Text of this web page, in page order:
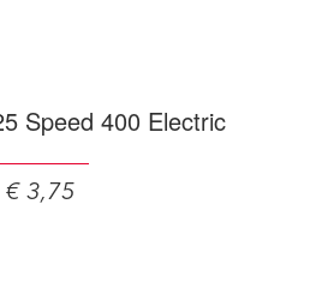
Speed 400 Electric
€ 3,75